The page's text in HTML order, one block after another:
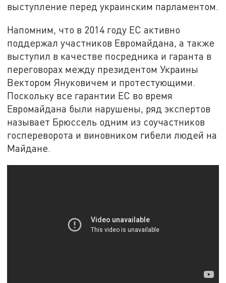
выступление перед украинским парламентом.
Напомним, что в 2014 году ЕС активно
поддержал участников Евромайдана, а также
выступил в качестве посредника и гаранта в
переговорах между президентом Украины
Вектором Януковичем и протестующими.
Поскольку все гарантии ЕС во время
Евромайдана были нарушены, ряд экспертов
называет Брюссель одним из соучастников
госпереворота и виновником гибели людей на
Майдане.